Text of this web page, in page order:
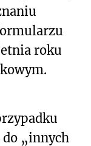
roku
„innych